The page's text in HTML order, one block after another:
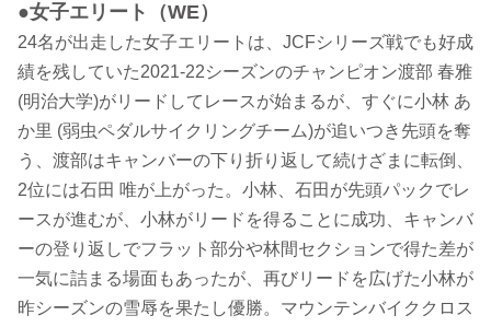
●女子エリート（WE）
24名が出走した女子エリートは、JCFシリーズ戦でも好成
績を残していた2021-22シーズンのチャンピオン渡部 春雅
(明治大学)がリードしてレースが始まるが、すぐに小林 あ
か里 (弱虫ペダルサイクリングチーム)が追いつき先頭を奪
う、渡部はキャンバーの下り折り返して続けざまに転倒、
2位には石田 唯が上がった。小林、石田が先頭パックでレ
ースが進むが、小林がリードを得ることに成功、キャンバ
ーの登り返しでフラット部分や林間セクションで得た差が
一気に詰まる場面もあったが、再びリードを広げた小林が
昨シーズンの雪辱を果たし優勝。マウンテンバイククロス